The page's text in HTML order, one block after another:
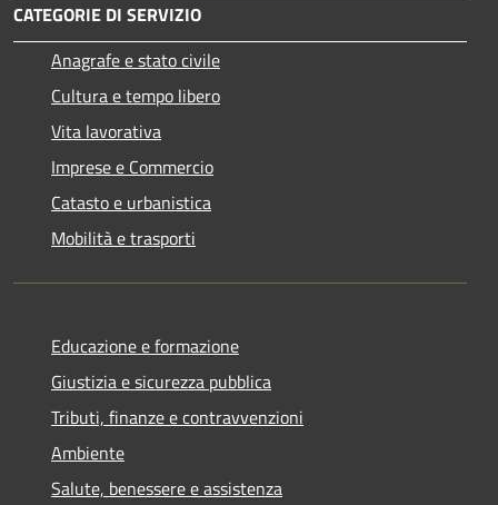
CATEGORIE DI SERVIZIO
Anagrafe e stato civile
Cultura e tempo libero
Vita lavorativa
Imprese e Commercio
Catasto e urbanistica
Mobilità e trasporti
Educazione e formazione
Giustizia e sicurezza pubblica
Tributi, finanze e contravvenzioni
Ambiente
Salute, benessere e assistenza